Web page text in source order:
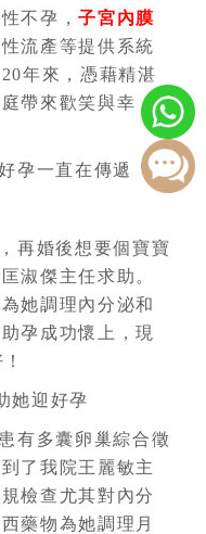
不孕，子宮內膜
流產等提供系統
年來，憑藉精湛
帶來歡笑與幸
孕一直在傳遞
再婚後想要個寶寶
淑傑主任求助。
她調理內分泌和
孕成功懷上，現
她迎好孕
有多囊卵巢綜合徵
了我院王麗敏主
檢查尤其對內分
藥物為她調理月